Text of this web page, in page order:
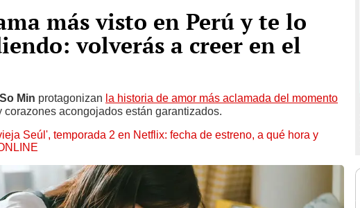
más visto en Perú y te lo
volverás a creer en el
Min protagonizan la historia de amor más aclamada del momento
corazones acongojados están garantizados.
Seúl', temporada 2 en Netflix: fecha de estreno, a qué hora y